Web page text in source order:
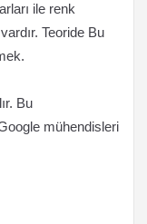
ile renk
Teoride Bu
Bu
mühendisleri